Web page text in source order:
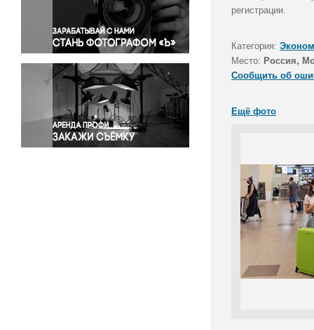
Правосудие
Происшествия и конфликты
Религия
Светская жизнь
Спорт
Экология
Экономика и бизнес
регистрации.
Категория:
Место: Россия,
Сообщить об
Ещё фото